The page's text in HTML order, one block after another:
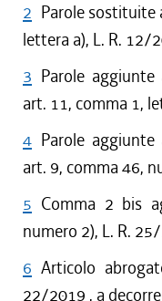
2 Parole sostituite
lettera a), L. R. 12/
3 Parole
art. 11, comma 1,
4 Parole
art. 9, comma 46,
5 Comma 2 bis
numero 2), L. R.
6 Articolo
22/2019 , a